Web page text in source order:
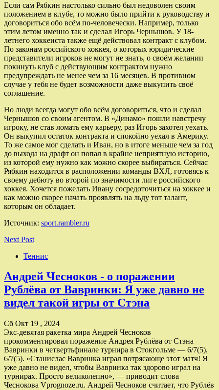
Если сам Рябкин настолько сильно был недоволен своим
положением в клубе, то можно было прийти к руководству и
договориться обо всём по-человечески. Например, только
этим летом именно так и сделал Игорь Чернышов. У 18-
летнего хоккеиста также ещё действовал контракт с клубом.
По законам российского хоккея, о которых юридические
представители игроков не могут не знать, о своём желании
покинуть клуб с действующим контрактом нужно
предупреждать не менее чем за 16 месяцев. В противном
случае у тебя не будет возможности даже выкупить своё
соглашение.
Но люди всегда могут обо всём договориться, что и сделал
Чернышов со своим агентом. В «Динамо» пошли навстречу
игроку, не став ломать ему карьеру, раз Игорь захотел уехать.
Он выкупил остаток контракта и спокойно уехал в Америку.
То же самое мог сделать и Иван, но в итоге меньше чем за год
до выхода на драфт он попал в крайне неприятную историю,
из которой ему нужно как можно скорее выбираться. Сейчас
Рябкин находится в расположении команды ВХЛ, готовясь к
своему дебюту во второй по значимости лиге российского
хоккея. Хочется пожелать Ивану сосредоточиться на хоккее и
как можно скорее начать проявлять на льду тот талант,
которым он обладает.
Источник: sport.rambler.ru
Next Post
Теннис
Андрей Чесноков - о поражении
Рублёва от Вавринки: Я уже давно не
видел такой игры от Стэна
Сб Окт 19 , 2024
Экс-девятая ракетка мира Андрей Чесноков
прокомментировал поражение Андрея Рублёва от Стэна
Вавринки в четвертьфинале турнира в Стокгольме — 6/7(5),
6/7(5). «Cтанислас Вавринка играл потрясающе этот матч! Я
уже давно не видел, чтобы Вавринка так здорово играл на
турнирах. Просто великолепно», — приводит слова
Чеснокова Vprognoze.ru. Андрей Чесноков считает, что Рублёв